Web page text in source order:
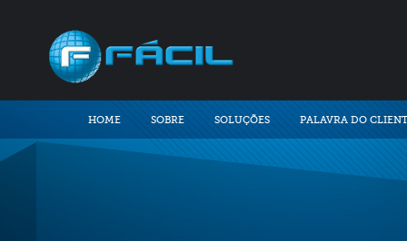
HOME SOBRE SOLUÇÕES PALAVRA DO